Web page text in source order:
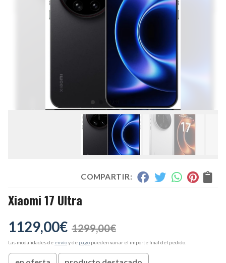
COMPARTIR:
Xiaomi 17 Ultra
1129,00€ 1299,00€
Las modalidades de envíoy de pago pueden variar el importe final del pedido.